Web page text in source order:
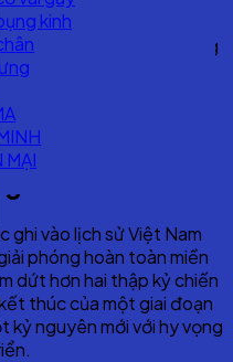
kinh
MẠI
Nếu du khách vẫn
mới mẻ vừa tránh đông
bạn ở bài viết dưới đây
ghi vào lịch sử Việt Nam
phóng hoàn toàn miền
dứt hơn hai thập kỷ chiến
thúc của một giai đoạn
kỷ nguyên mới với hy vọng